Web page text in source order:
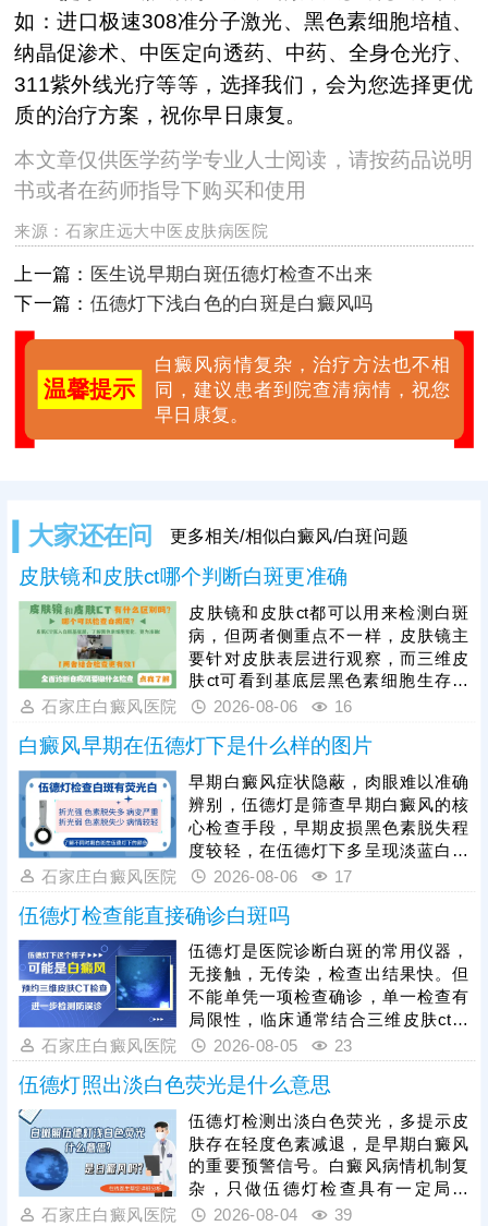
如：进口极速308准分子激光、黑色素细胞培植、
纳晶促渗术、中医定向透药、中药、全身仓光疗、
311紫外线光疗等等，选择我们，会为您选择更优
质的治疗方案，祝你早日康复。
本文章仅供医学药学专业人士阅读，请按药品说明
书或者在药师指导下购买和使用
来源：石家庄远大中医皮肤病医院
上一篇： 医生说早期白斑伍德灯检查不出来
下一篇： 伍德灯下浅白色的白斑是白癜风吗
温馨提示
白癜风病情复杂，治疗方法也不相
同，建议患者到院查清病情，祝您
早日康复。
大家还在问 更多相关/相似白癜风/白斑问题
皮肤镜和皮肤ct哪个判断白斑更准确
皮肤镜和皮肤ct都可以用来检测白斑
病，但两者侧重点不一样，皮肤镜主
要针对皮肤表层进行观察，而三维皮
肤ct可看到基底层黑色素细胞生存环
境、运动轨迹等。两项检查各有优
维皮肤ct，两项检查综合诊断，优势
互补，结果更准。白斑确诊后需在医
生指导下进行规范治疗，对症用药，
循序渐进令病情好转。
石家庄白癜风医院 2026-08-06 16
白癜风早期在伍德灯下是什么样的图片
早期白癜风症状隐蔽，肉眼难以准确
辨别，伍德灯是筛查早期白癜风的核
心检查手段，早期皮损黑色素脱失程
度较轻，在伍德灯下多呈现淡蓝白色
荧光，还可检查出肉眼无法察觉的隐
疹、色素减退斑等普通白斑，明确病
情状态。早期是白癜风治疗的黄金窗
口期，此时黑色素细胞尚未完全受
损，恢复难度低，需及时干预，临床
常用308激光治疗，该方法安全温
和、针对性强，对皮肤损伤小，适配
各类人群及发病部位，能有效激活黑
色素细胞、促进色素再
石家庄白癜风医院 2026-08-06 17
伍德灯检查能直接确诊白斑吗
伍德灯是医院诊断白斑的常用仪器，
无接触，无传染，检查出结果快。但
不能单凭一项检查确诊，单一检查有
局限性，临床通常结合三维皮肤ct综
合诊断，令诊断结果有据可依。白斑
确诊后一方面需遵医嘱接受科学对症
治疗;另一方面还需加强护理保健措
施，防护与治疗相辅相成，为白斑复
色保驾护航。
石家庄白癜风医院 2026-08-05 23
伍德灯照出淡白色荧光是什么意思
伍德灯检测出淡白色荧光，多提示皮
肤存在轻度色素减退，是早期白癜风
的重要预警信号。白癜风病情机制复
杂，只做伍德灯检查具有一定局限
性，临床需联合三维皮肤ct、血常
石家庄白癜风医院 2026-08-04 39